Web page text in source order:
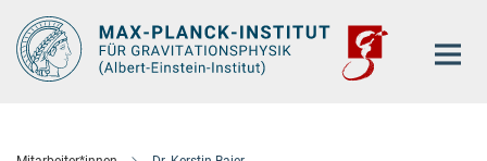
Hauptinhalt